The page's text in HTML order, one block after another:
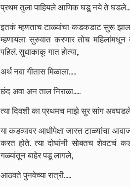
प्रथम तुला पाहियले आणिक घडू नये ते
इतकं म्हणताच टाळ्यांचा कडकडाट सुरू
म्हणायला सुरुवात करणार तोच
पहिलं. सुधाकाकू गात होत्या,
अर्थ नवा गीतास मिळाला.....
छंद अवा अन ताल निराळा.....
त्या दिवशी का प्रथमच माझे सुर सांग
या कडव्यावर आधीपेक्षा जास्त टाळ्यांचा
करत होते. त्या दोघांनी सोबतच शेवटचं
गळ्यांतून बाहेर पडू लागले,
आठवते पुनवेच्या रात्री.....